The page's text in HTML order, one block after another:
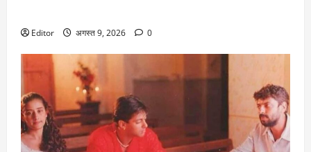
Editor अगस्त 9, 2026 0